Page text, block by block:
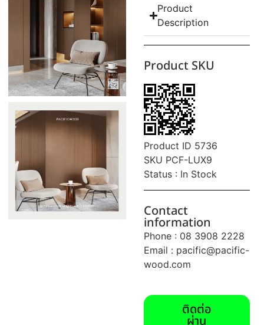
Product
Description
Product SKU
Product ID 5736
SKU PCF-LUX9
Status : In Stock
Contact
information
Phone : 08 3908 2228
Email : pacific@pacific-
wood.com
ติดต่อ